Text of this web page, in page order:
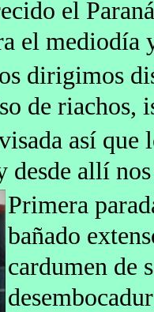
el
el
dirigimos
de riachos,
así
desde allí
Primera
bañado
cardumen de